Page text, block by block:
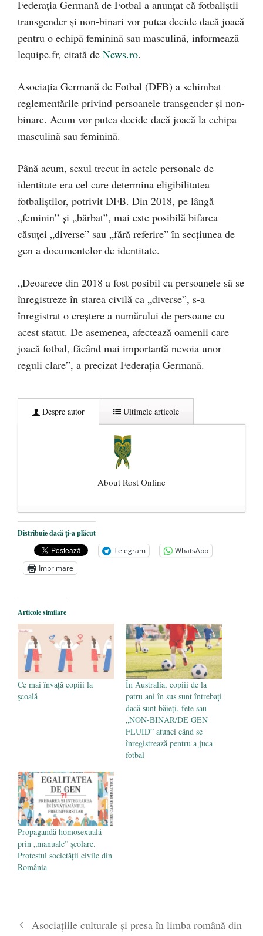
Federaţia Germană de Fotbal a anunțat că fotbaliştii
transgender şi non-binari vor putea decide dacă joacă
pentru o echipă feminină sau masculină, informează
lequipe.fr, citată de News.ro.
Asociaţia Germană de Fotbal (DFB) a schimbat
reglementările privind persoanele transgender şi non-
binare. Acum vor putea decide dacă joacă la echipa
masculină sau feminină.
Până acum, sexul trecut în actele personale de
identitate era cel care determina eligibilitatea
fotbaliştilor, potrivit DFB. Din 2018, pe lângă
„feminin” şi „bărbat”, mai este posibilă bifarea
căsuţei „diverse” sau „fără referire” în secţiunea de
gen a documentelor de identitate.
„Deoarece din 2018 a fost posibil ca persoanele să se
înregistreze în starea civilă ca „diverse”, s-a
înregistrat o creştere a numărului de persoane cu
acest statut. De asemenea, afectează oamenii care
joacă fotbal, făcând mai importantă nevoia unor
reguli clare”, a precizat Federația Germană.
Despre autor Ultimele articole
About Rost Online
Dezvăluiri cutremurătoare despre
președintele Ucrainei, Volodymyr
Zelensky
- 13 mai 2026
Statul care servește Națiunea
Legea Vexler produce efecte. Bustul
poetului Octavian Goga, înlăturat din Iași
- 16 aprilie 2026
Distribuie dacă ți-a plăcut
Telegram
WhatsApp
Imprimare
Articole similare
Ce mai învață copiii la
școală
În Australia, copiii de la
patru ani în sus sunt întrebați
dacă sunt băieți, fete sau
„NON-BINAR/DE GEN
FLUID” atunci când se
înregistrează pentru a juca
fotbal
Propagandă homosexuală
prin „manuale” școlare.
Protestul societății civile din
România
Asociațiile culturale și presa în limba română din